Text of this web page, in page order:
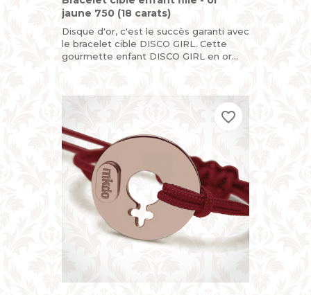
jaune 750 (18 carats)
Disque d'or, c'est le succès garanti avec
le bracelet cible DISCO GIRL. Cette
gourmette enfant DISCO GIRL en or
favorite_border
favorite_border
favorite_border